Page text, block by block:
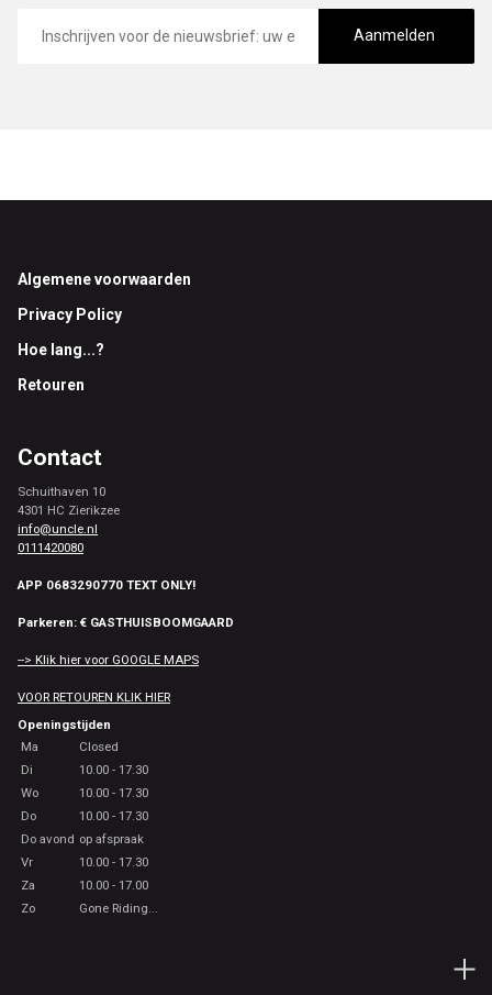
mailadres
Aanmelden
Footer
Algemene voorwaarden
Privacy Policy
Hoe lang...?
Retouren
Contact
Schuithaven 10
4301 HC Zierikzee
info@uncle.nl
0111420080
APP 0683290770 TEXT ONLY!
Parkeren: € GASTHUISBOOMGAARD
--> Klik hier voor GOOGLE MAPS
VOOR RETOUREN KLIK HIER
Openingstijden
Ma
Closed
Di
10.00 - 17.30
Wo
10.00 - 17.30
Do
10.00 - 17.30
Do avond op afspraak
Vr
10.00 - 17.30
Za
10.00 - 17.00
Zo
Gone Riding...